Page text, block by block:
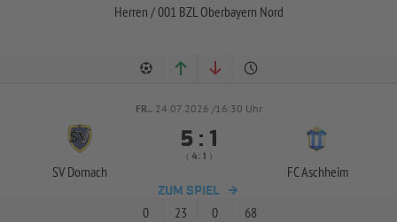
Herren / 001 BZL Oberbayern Nord
FR.. 24.07.2026 /16:30 Uhr
SV Dornach
 : 
( :  )
FC Aschheim
ZUM SPIEL
0 23 0 68